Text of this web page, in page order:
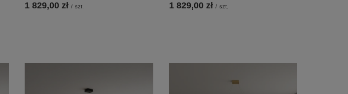
1 829,00 zł / szt. 1 829,00 zł / szt.